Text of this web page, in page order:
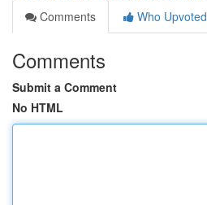
Comments
Who Upvoted
Comments
Submit a Comment
No HTML